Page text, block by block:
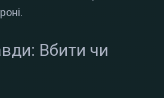
Вбити чи